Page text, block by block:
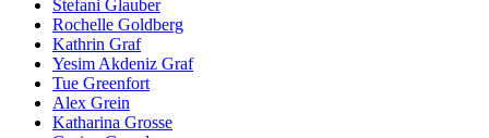
Stefani Glauber
Rochelle Goldberg
Kathrin Graf
Yesim Akdeniz Graf
Tue Greenfort
Alex Grein
Katharina Grosse